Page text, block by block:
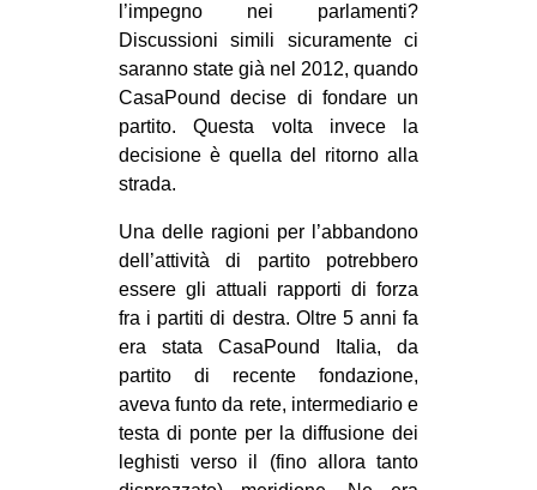
l’impegno nei parlamenti?
Discussioni simili sicuramente ci
saranno state già nel 2012, quando
CasaPound decise di fondare un
partito. Questa volta invece la
decisione è quella del ritorno alla
strada.
Una delle ragioni per l’abbandono
dell’attività di partito potrebbero
essere gli attuali rapporti di forza
fra i partiti di destra. Oltre 5 anni fa
era stata CasaPound Italia, da
partito di recente fondazione,
aveva funto da rete, intermediario e
testa di ponte per la diffusione dei
leghisti verso il (fino allora tanto